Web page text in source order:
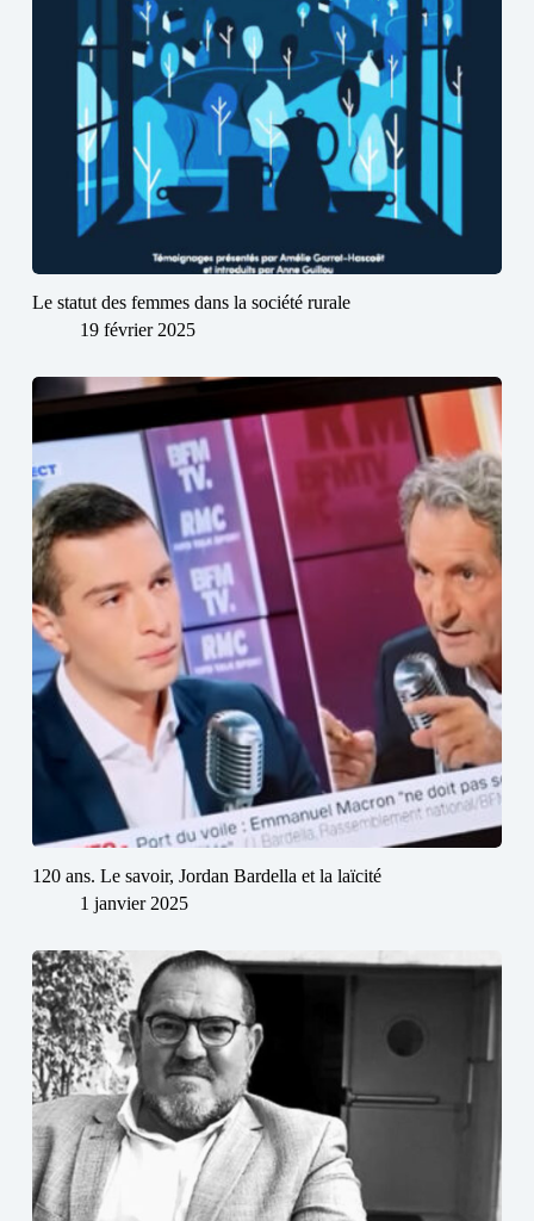
Le statut des femmes dans la société rurale
19 février 2025
120 ans. Le savoir, Jordan Bardella et la laïcité
1 janvier 2025